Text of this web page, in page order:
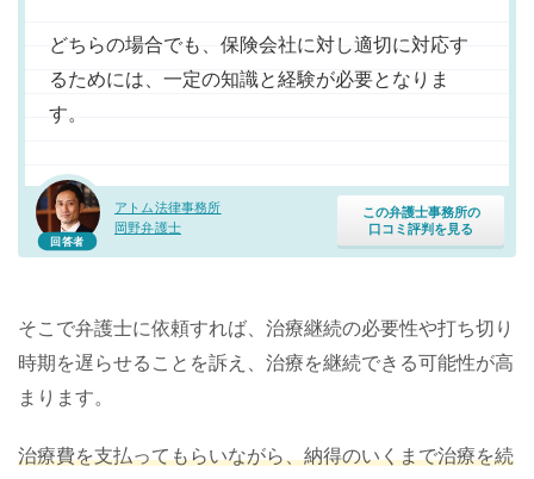
回答者
アトム法律事務所
岡野弁護士
この弁護士事務所の
口コミ評判を見る
どちらの場合でも、保険会社に対し適切に対応す
るためには、一定の知識と経験が必要となりま
す。
そこで弁護士に依頼すれば、治療継続の必要性や打ち切り
時期を遅らせることを訴え、治療を継続できる可能性が高
まります。
治療費を支払ってもらいながら、納得のいくまで治療を続